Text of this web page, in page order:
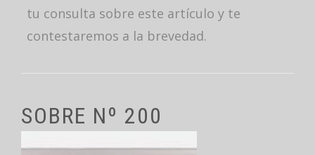
tu consulta sobre este artículo y te
contestaremos a la brevedad.
SOBRE Nº 200